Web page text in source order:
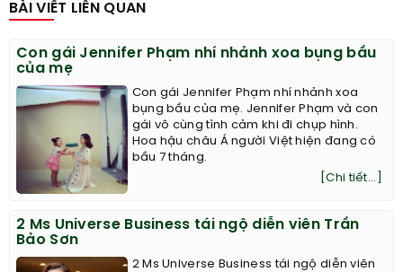
BÀI VIẾT LIÊN QUAN
Con gái Jennifer Phạm nhí nhảnh xoa bụng bầu
của mẹ
Con gái Jennifer Phạm nhí nhảnh xoa
bụng bầu của mẹ. Jennifer Phạm và con
gái vô cùng tình cảm khi đi chụp hình.
Hoa hậu châu Á người Việt hiện đang có
bầu 7 tháng.
[Chi tiết...]
2 Ms Universe Business tái ngộ diễn viên Trần
Bảo Sơn
2 Ms Universe Business tái ngộ diễn viên